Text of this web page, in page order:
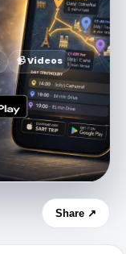
📹 Vídeos
Share ↗